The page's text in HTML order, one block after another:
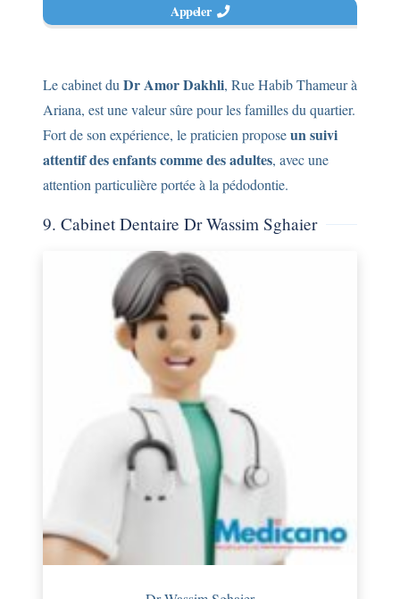
Appeler
Le cabinet du Dr Amor Dakhli, Rue Habib Thameur à
Ariana, est une valeur sûre pour les familles du quartier.
Fort de son expérience, le praticien proposeun suivi
attentif des enfants comme des adultes, avec une
attention particulière portée à la pédodontie.
9. Cabinet Dentaire Dr Wassim Sghaier